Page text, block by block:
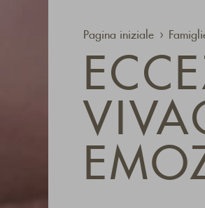
Pagina iniziale